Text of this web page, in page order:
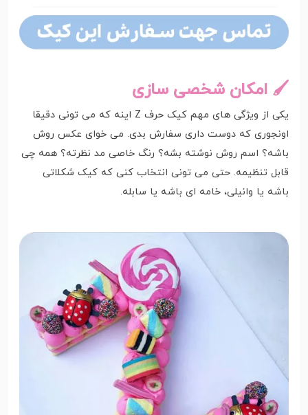
🖌️ امکان شخصی سازی
یکی از ویژگی های مهم کیک حرف Z اینه که می تونی دقیقا
اونجوری که دوست داری سفارش بدی. می خوای عکس روش
باشه؟ اسم روش نوشته بشه؟ رنگ خاصی مد نظرته؟ همه چی
قابل تنظیمه. حتی می تونی انتخاب کنی که کیک شکلاتی
باشه یا وانیلی، خامه ای باشه یا سابله.